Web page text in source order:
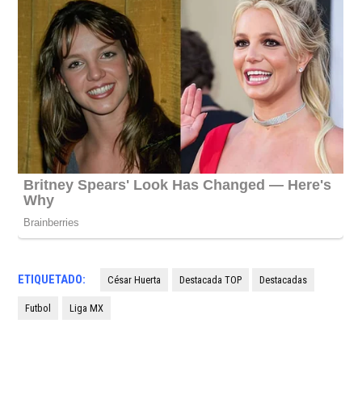
ETIQUETADO: César Huerta Destacada TOP Destacadas
Futbol Liga MX